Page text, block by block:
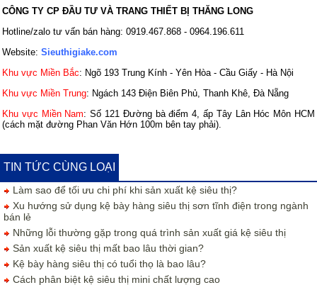
CÔNG TY CP ĐẦU TƯ VÀ TRANG THIẾT BỊ THĂNG LONG
Hotline/zalo tư vấn bán hàng: 0919.467.868 - 0964.196.611
Website: Sieuthigiake.com
Khu vực Miền Bắc: Ngõ 193 Trung Kính - Yên Hòa - Cầu Giấy - Hà Nội
Khu vực Miền Trung: Ngách 143 Điện Biên Phủ, Thanh Khê, Đà Nẵng
Khu vực Miền Nam: Số 121 Đường bà điểm 4, ấp Tây Lân Hóc Môn HCM
(cách mặt đường Phan Văn Hớn 100m bên tay phải).
TIN TỨC CÙNG LOẠI
Làm sao để tối ưu chi phí khi sản xuất kệ siêu thị?
Xu hướng sử dụng kệ bày hàng siêu thị sơn tĩnh điện trong ngành
bán lẻ
Những lỗi thường gặp trong quá trình sản xuất giá kệ siêu thị
Sản xuất kệ siêu thị mất bao lâu thời gian?
Kệ bày hàng siêu thị có tuổi thọ là bao lâu?
Cách phân biệt kệ siêu thị mini chất lượng cao